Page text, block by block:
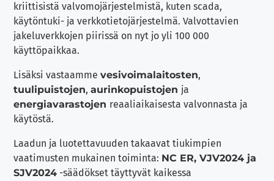
kriittisistä valvomojärjestelmistä, kuten scada,
käytöntuki- ja verkkotietojärjestelmä. Valvottavien
jakeluverkkojen piirissä on nyt jo yli 100 000
käyttöpaikkaa.
Lisäksi vastaammevesivoimalaitosten,
tuulipuistojen,aurinkopuistojen ja
energiavarastojen reaaliaikaisesta valvonnasta ja
käytöstä.
Laadun ja luotettavuuden takaavat tiukimpien
vaatimusten mukainen toiminta: NC ER, VJV2024 ja
SJV2024 -säädökset täyttyvät kaikessa